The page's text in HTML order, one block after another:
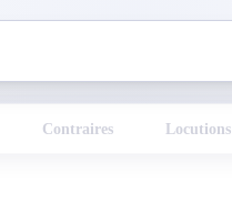
Contraires Locutions